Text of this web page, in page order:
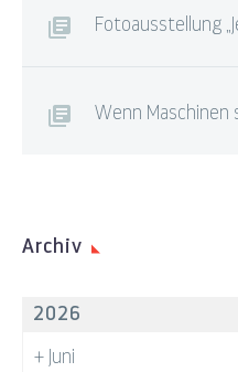
Fotoausstellung
Wenn Maschinen
Archiv
2026
+ Juni